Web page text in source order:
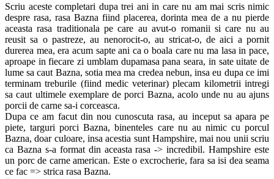
Scriu aceste completari dupa trei ani in care nu am mai scris nimic
despre rasa, rasa Bazna fiind placerea, dorinta mea de a nu pierde
aceasta rasa traditionala pe care au avut-o romanii si care nu au
reusit sa o pastreze, au nenorocit-o, au stricat-o, de aici a pornit
durerea mea, era acum sapte ani ca o boala care nu ma lasa in pace,
aproape in fiecare zi umblam dupamasa pana seara, in sate uitate de
lume sa caut Bazna, sotia mea ma credea nebun, insa eu dupa ce imi
terminam treburile (fiind medic veterinar) plecam kilometrii intregi
sa caut ultimele exemplare de porci Bazna, acolo unde nu au ajuns
porcii de carne sa-i corceasca.
Dupa ce am facut din nou cunoscuta rasa, au inceput sa apara pe
piete, targuri porci Bazna, binenteles care nu au nimic cu porcul
Bazna, doar culoare, insa acestia sunt Hampshire, mai nou unii scriu
ca Bazna s-a format din aceasta rasa -> incredibil. Hampshire este
un porc de carne american. Este o excrocherie, fara sa isi dea seama
ce fac => strica rasa Bazna.